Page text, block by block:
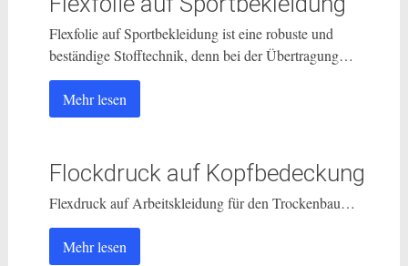
Flexfolie auf Sportbekleidung ist eine robuste und
beständige Stofftechnik, denn bei der Übertragung…
Mehr lesen
Flockdruck auf Kopfbedeckung
Flexdruck auf Arbeitskleidung für den Trockenbau…
Mehr lesen